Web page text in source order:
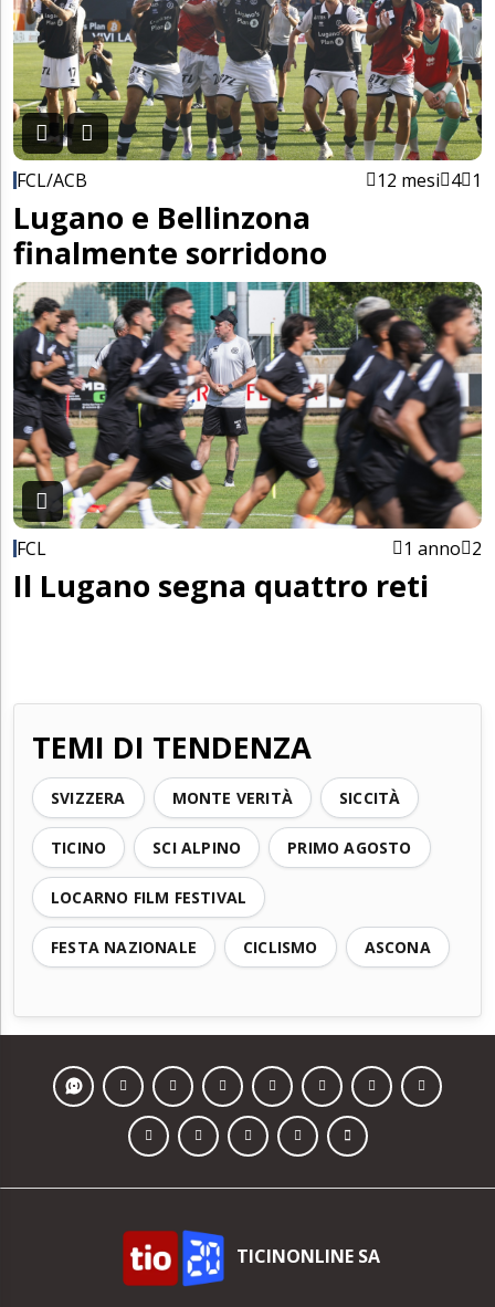
FCL/ACB 12 mesi 4 1
Lugano e Bellinzona
finalmente sorridono
FCL 1 anno 2
Il Lugano segna quattro reti
TEMI DI TENDENZA
SVIZZERA MONTE VERITÀ SICCITÀ
TICINO SCI ALPINO PRIMO AGOSTO
LOCARNO FILM FESTIVAL
FESTA NAZIONALE CICLISMO ASCONA
TICINONLINE SA